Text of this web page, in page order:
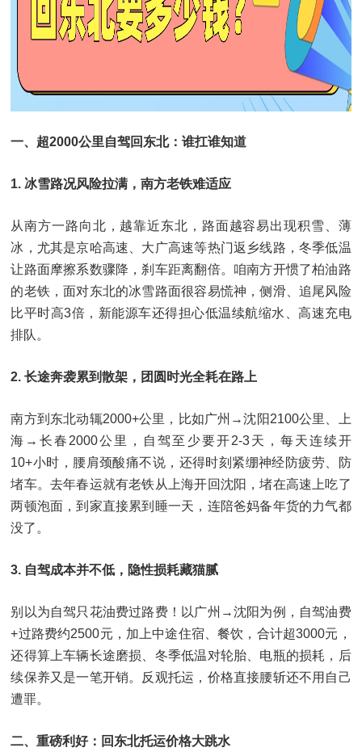
一、超2000公里自驾回东北：谁扛谁知道
1. 冰雪路况风险拉满，南方老铁难适应
从南方一路向北，越靠近东北，路面越容易出现积雪、薄
冰，尤其是京哈高速、大广高速等热门返乡线路，冬季低温
让路面摩擦系数骤降，刹车距离翻倍。咱南方开惯了柏油路
的老铁，面对东北的冰雪路面很容易慌神，侧滑、追尾风险
比平时高3倍，新能源车还得担心低温续航缩水、高速充电
排队。
2. 长途奔袭累到散架，团圆时光全耗在路上
南方到东北动辄2000+公里，比如广州→沈阳2100公里、上
海→长春2000公里，自驾至少要开2-3天，每天连续开
10+小时，腰肩颈酸痛不说，还得时刻紧绷神经防疲劳、防
堵车。去年春运就有老铁从上海开回沈阳，堵在高速上吃了
两顿泡面，到家直接累到睡一天，连陪爸妈备年货的力气都
没了。
3. 自驾成本并不低，隐性损耗藏猫腻
别以为自驾只花油费过路费！以广州→沈阳为例，自驾油费
+过路费约2500元，加上中途住宿、餐饮，合计超3000元，
还得算上车辆长途磨损、冬季低温对轮胎、电瓶的损耗，后
续保养又是一笔开销。反观托运，价格直接腰斩还不用自己
遭罪。
二、重磅利好：回东北托运价格大跳水